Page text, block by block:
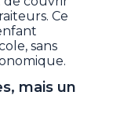
Ce
sans
mais un